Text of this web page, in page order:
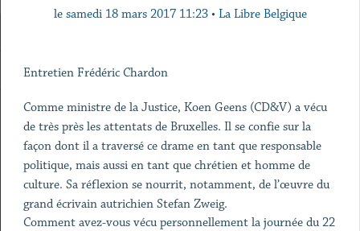
le samedi 18 mars 2017 11:23 • La Libre Belgique
Entretien Frédéric Chardon
Comme ministre de la Justice, Koen Geens (CD&V) a vécu
de très près les attentats de Bruxelles. Il se confie sur la
façon dont il a traversé ce drame en tant que responsable
politique, mais aussi en tant que chrétien et homme de
culture. Sa réflexion se nourrit, notamment, de l’œuvre du
grand écrivain autrichien Stefan Zweig.
Comment avez-vous vécu personnellement la journée du 22